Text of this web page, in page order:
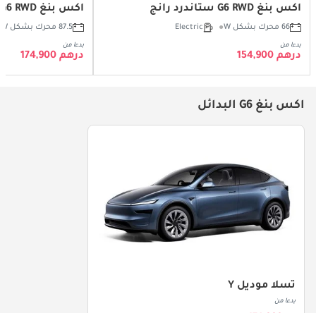
اكس بنغ G6 RWD ستاندرد رانج
66 محرك بشكل W Electric
بدءا من
درهم 154,900
اكس بنغ G6 RWD لونغ رينج
87.5 محرك بشكل W
بدءا من
درهم 174,900
اكس بنغ G6 البدائل
تسلا موديل Y
بدءا من